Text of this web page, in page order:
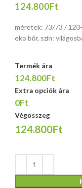
124.800Ft
méretek: 73/73 /
eko bőr, szín:
Termék ára
124.800Ft
Extra opciók ára
0Ft
Végösszeg
124.800Ft